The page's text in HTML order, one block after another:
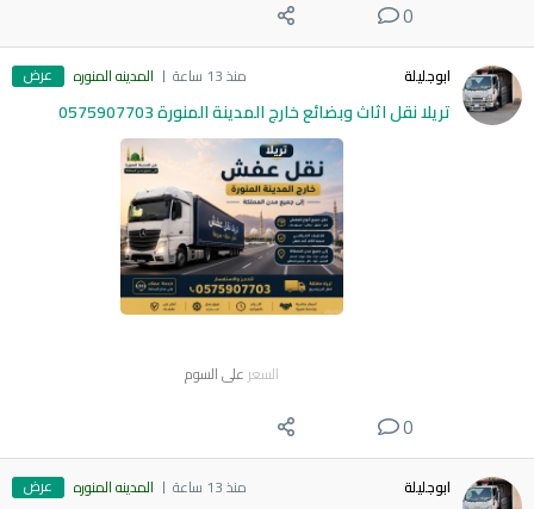
0
ابوجليلة منذ 13 ساعة المدينه المنوره عرض
تريلا نقل اثاث وبضائع خارج المدينة المنورة 0575907703
السعر على السوم
0
ابوجليلة منذ 13 ساعة المدينه المنوره عرض